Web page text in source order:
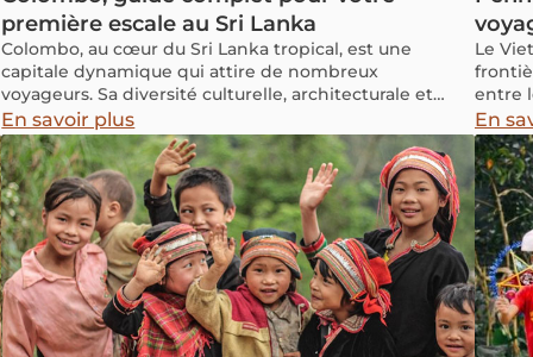
première escale au Sri Lanka
Colombo, au cœur du Sri Lanka tropical, est une
capitale dynamique qui attire de nombreux
voyageurs. Sa diversité culturelle, architecturale et
culinaire forme une véritable mosaïque, invitant à
l'exploration. Chaque coin de rue et chaque repas vous
plongent dans l'essence même du Sri Lanka. Suivez-
nous pour des conseils pratiques pour votre visite
dans la capitale sri lankaise.
En savoir plus
Le
entre
Ho
direct.
de
les
ainsi
En